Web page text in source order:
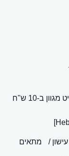
רשת מסעדות אסייתית חדשה שמציעה תפריט מגוון ב-10 ש"ח
מתאים